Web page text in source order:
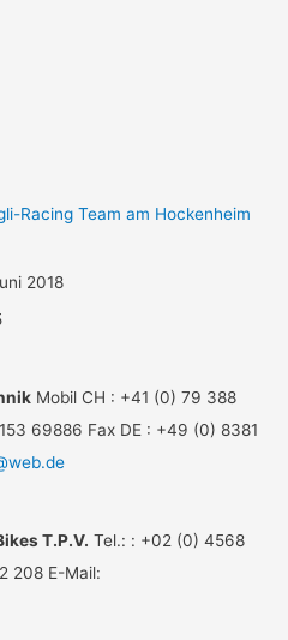
Racing Team am Hockenheim
2018
Mobil CH : +41 (0) 79 388
69886 Fax DE : +49 (0) 8381
T.P.V. Tel.: : +02 (0) 4568
208 E-Mail: